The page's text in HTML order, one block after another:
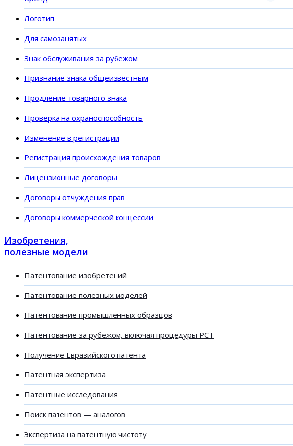
Логотип
Для самозанятых
Знак обслуживания за рубежом
Признание знака общеизвестным
Продление товарного знака
Проверка на охраноспособность
Изменение в регистрации
Регистрация происхождения товаров
Лицензионные договоры
Договоры отчуждения прав
Договоры коммерческой концессии
Изобретения,
полезные модели
Патентование изобретений
Патентование полезных моделей
Патентование промышленных образцов
Патентование за рубежом, включая процедуры PCT
Получение Евразийского патента
Патентная экспертиза
Патентные исследования
Поиск патентов — аналогов
Экспертиза на патентную чистоту